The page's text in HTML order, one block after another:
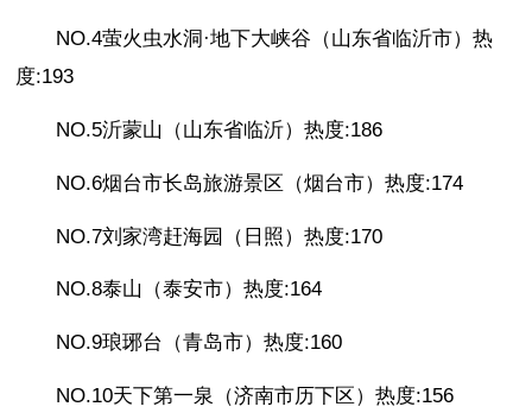
NO.4萤火虫水洞·地下大峡谷（山东省临沂市）热
度:193
NO.5沂蒙山（山东省临沂）热度:186
NO.6烟台市长岛旅游景区（烟台市）热度:174
NO.7刘家湾赶海园（日照）热度:170
NO.8泰山（泰安市）热度:164
NO.9琅琊台（青岛市）热度:160
NO.10天下第一泉（济南市历下区）热度:156